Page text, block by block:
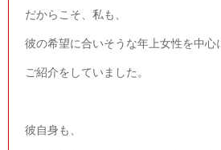
だからこそ、私も、
彼の希望に合いそうな年上女性を中心
ご紹介をしていました。
彼自身も、